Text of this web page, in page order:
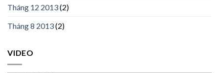
Tháng 12 2013(2)
Tháng 8 2013(2)
VIDEO